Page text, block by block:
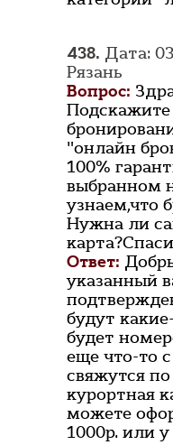
438. Дата:
Рязань
Вопрос:
"онлайн
100%
выбранном
узнаем,что
Нужна ли
Ответ:
указанный
будут
будет
еще что-то
свяжутся
курортная
можете
1000р. или у